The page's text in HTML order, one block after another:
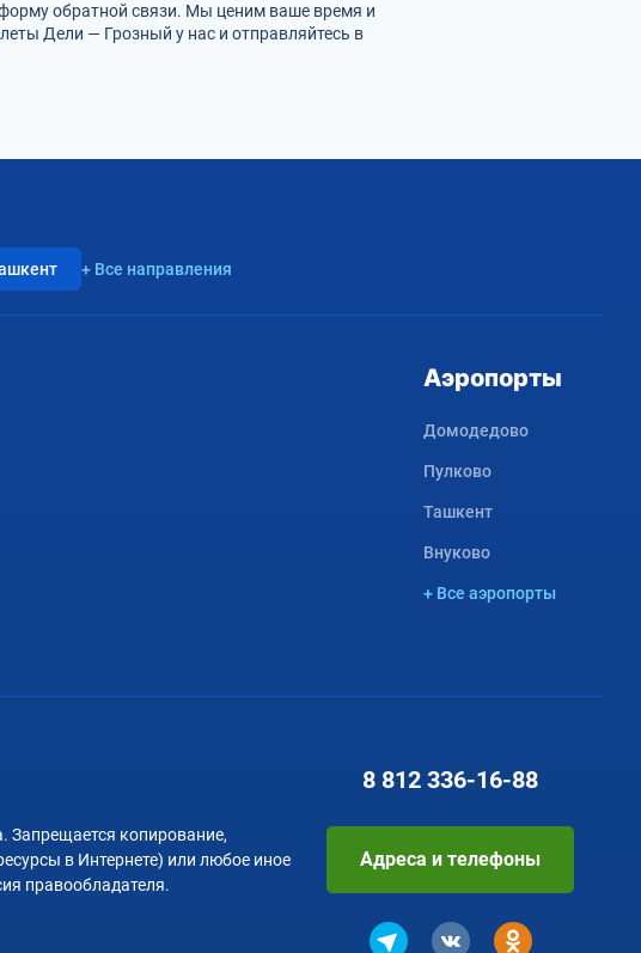
обратной связи. Мы ценим ваше время и
Дели — Грозный у нас и отправляйтесь в
+ Все направления
Аэропорты
Домодедово
Пулково
Ташкент
Внуково
+ Все аэропорты
Запрещается копирование,
в Интернете) или любое иное
правообладателя.
8 812 336-16-88
Адреса и телефоны